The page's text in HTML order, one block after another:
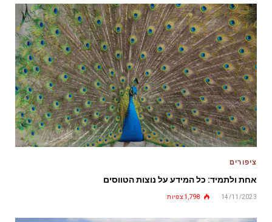
ציפורים
אחת ולתמיד: כל המידע על נוצות הטווסים
14/11/2023
1,798 צפיות